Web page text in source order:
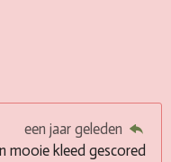
een jaar geleden
mooie kleed gescored